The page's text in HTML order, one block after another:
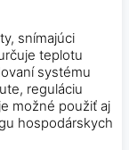
snímajúci
teplotu
systému
reguláciu
možné použiť aj
hospodárskych